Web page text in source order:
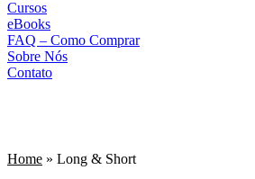
Cursos
eBooks
FAQ – Como Comprar
Sobre Nós
Contato
Home » Long & Short